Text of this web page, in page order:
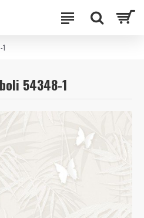
54348-1